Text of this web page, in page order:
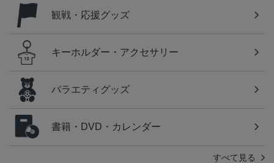
観戦・応援グッズ
キーホルダー・アクセサリー
バラエティグッズ
書籍・DVD・カレンダー
すべて見る